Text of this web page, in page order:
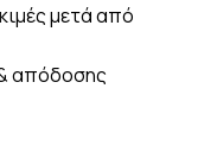
μετά από
απόδοσης